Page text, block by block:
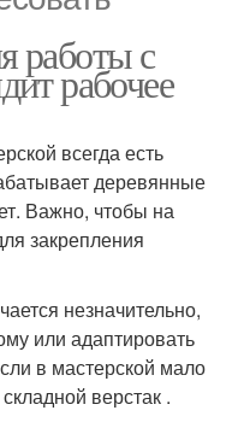
работы с
рабочее
всегда есть
деревянные
Важно, чтобы на
закрепления
незначительно,
или адаптировать
в мастерской мало
верстак .